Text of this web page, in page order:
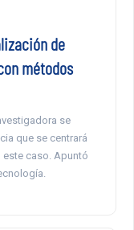
de
métodos
se
que se centrará
este caso. Apuntó